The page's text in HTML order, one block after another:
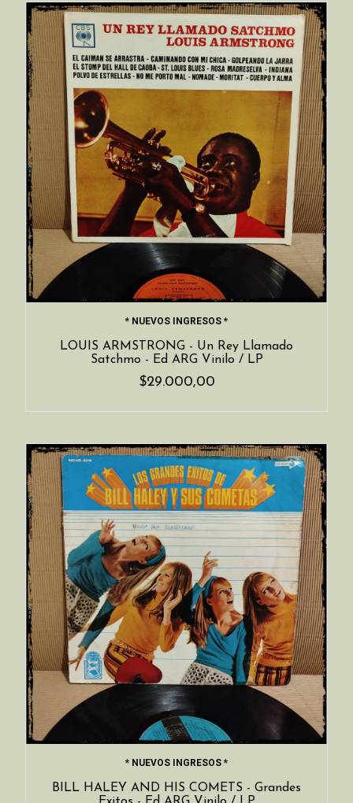
* NUEVOS INGRESOS *
LOUIS ARMSTRONG - Un Rey Llamado
Satchmo - Ed ARG Vinilo / LP
$29.000,00
* NUEVOS INGRESOS *
BILL HALEY AND HIS COMETS - Grandes